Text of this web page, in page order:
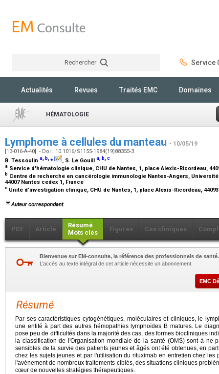
Rechercher Service
Actualités Revues Traités EMC Domaines
HÉMATOLOGIE
Lymphome à cellules du manteau - 10/05/19
[13-016-A-40] - Doi : 10.1016/S1155-1984(19)88355-3
B. Tessoulin a, b,⁎ , S. Le Gouill a, b,c
a Service d'hématologie clinique, CHU de Nantes, 1, place Alexis-Ricordeau,
b Centre de recherche en cancérologie immunologie Nantes-Angers, Université
44007 Nantes cedex 1, France
c Unité d'investigation clinique, CHU de Nantes, 1, place Alexis-Ricordeau,
Auteur correspondant.
PDF Article
Résumé
Mots clés
Figures Cas cliniques
Bienvenue sur EM-consulte, la référence des professionnels de santé.
L’accès au texte intégral de cet article nécessite un abonnement.
EMC
Résumé
Par ses caractéristiques cytogénétiques, moléculaires et cliniques, le
une entité à part des autres hémopathies lymphoïdes B matures. Le
pose peu de difficultés dans la majorité des cas, des formes biocliniques
la classification de l'Organisation mondiale de la santé (OMS) sont à ne
sensibles de la survie des patients jeunes et âgés ont été obtenues, en
chez les sujets jeunes et par l'utilisation du rituximab en entretien chez les
l'avènement de nombreux traitements ciblés, des situations cliniques
cœur de nouvelles stratégies thérapeutiques.